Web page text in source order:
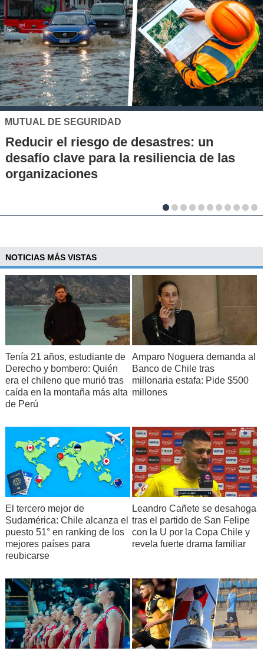
desastres: un
resiliencia de las
Los 70 años de la
la UC: Conoce su
NOTICIAS MÁS VISTAS
Tenía 21 años, estudiante de
Derecho y bombero: Quién
era el chileno que murió tras
caída en la montaña más alta
de Perú
Amparo Noguera demanda al
Banco de Chile tras
millonaria estafa: Pide $500
millones
El tercero mejor de
Sudamérica: Chile alcanza el
puesto 51° en ranking de los
mejores países para
reubicarse
Leandro Cañete se desahoga
tras el partido de San Felipe
con la U por la Copa Chile y
revela fuerte drama familiar